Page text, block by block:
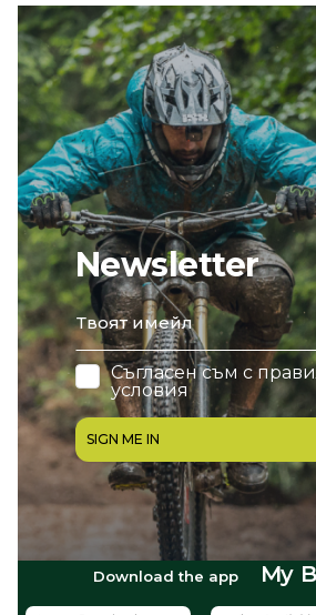
Newsletter
email
Съгласен съм с
условия
SIGN ME IN
Download the app My